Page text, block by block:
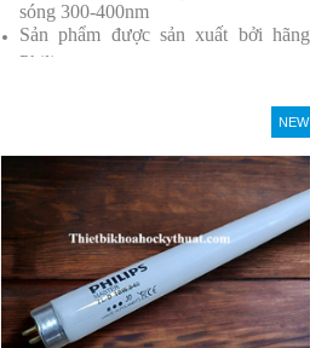
sóng 300-400nm
Sản phẩm được sản xuất bởi hãng
Philips
NEW